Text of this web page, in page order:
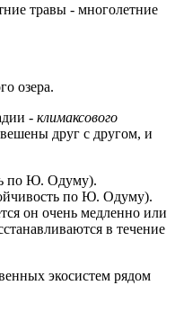
травы - многолетние
озера.
- климаксового
друг с другом, и
по Ю. Одуму).
по Ю. Одуму).
он очень медленно или
в течение
экосистем рядом